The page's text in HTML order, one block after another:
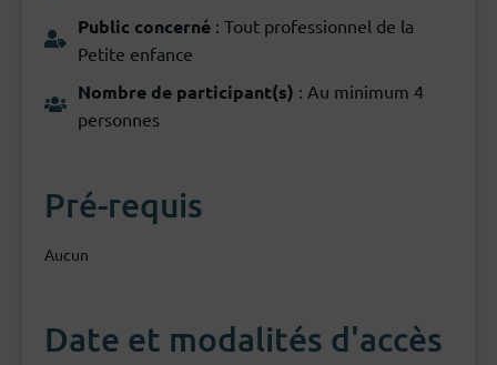
Public concerné : Tout professionnel de la
Petite enfance
Nombre de participant(s) : Au minimum 4
personnes
Pré-requis
Aucun
Date et modalités d'accès